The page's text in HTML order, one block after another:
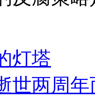
灯塔
两周年